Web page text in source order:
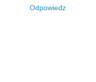
Odpowiedz